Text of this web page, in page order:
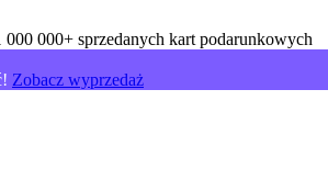
000 000+ sprzedanych kart podarunkowych
Zobacz wyprzedaż